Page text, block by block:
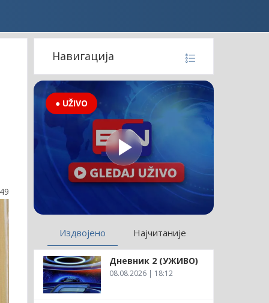
Навигација
● UŽIVO
Издвојено Најчитаније
Дневник 2 (УЖИВО)
08.08.2026 | 18:12